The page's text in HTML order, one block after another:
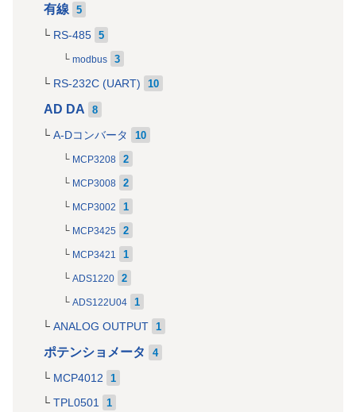
有線 5
RS-485 5
modbus 3
RS-232C (UART) 10
AD DA 8
A-Dコンバータ 10
MCP3208 2
MCP3008 2
MCP3002 1
MCP3425 2
MCP3421 1
ADS1220 2
ADS122U04 1
ANALOG OUTPUT 1
ポテンショメータ 4
MCP4012 1
TPL0501 1